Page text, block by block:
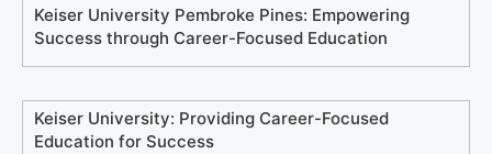
Keiser University Pembroke Pines: Empowering
Success through Career-Focused Education
Keiser University: Providing Career-Focused
Education for Success